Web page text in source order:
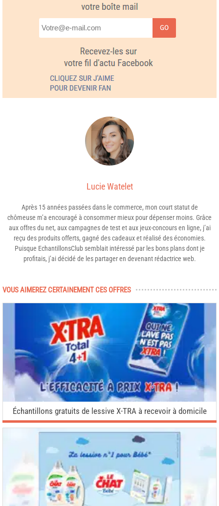
GO
Lucie Watelet
Après 15 années passées dans le commerce, mon court statut de
chômeuse m’a encouragé à consommer mieux pour dépenser moins. Grâce
aux offres du net, aux campagnes de test et aux jeux-concours en ligne, j’ai
reçu des produits offerts, gagné des cadeaux et réalisé des économies.
Puisque EchantillonsClub semblait intéressé par les bons plans dont je
profitais, j’ai décidé de les partager en devenant rédactrice web.
VOUS AIMEREZ CERTAINEMENT CES OFFRES
Échantillons gratuits de lessive X-TRA à recevoir à domicile